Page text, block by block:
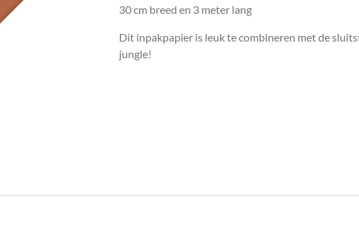
30 cm breed en 3 meter lang
Dit inpakpapier is leuk te combineren met de
jungle!